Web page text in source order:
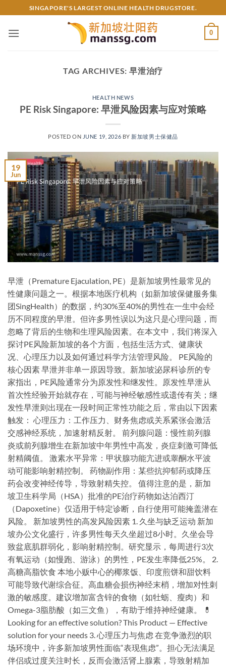
to
content
SINGAPORE'S LARGEST ONLINE HEALTH DRUGSTORE.
0
TAG ARCHIVES: 早泄治疗
HEALTH NEWS
PE Risk Singapore: 早泄风险因素与应对策略
POSTED ON JUNE 19, 2026 BY 新加坡男士保健品
19
Jun
早泄（Premature Ejaculation, PE）是新加坡男性最常见的
性健康问题之一。根据本地医疗机构（如新加坡保健服务集
团SingHealth）的数据，约30%至40%的男性在一生中会经
历不同程度的早泄。但许多男性误以为这只是心理问题，而
忽略了背后的生物和生理风险因素。在本文中，我们将深入
探讨PE风险新加坡的各个方面，包括生活方式、健康状
况、心理压力以及如何通过科学方法管理风险。 PE风险的
核心因素 早泄并非单一原因导致。新加坡泌尿科诊所的专
家指出，PE风险通常分为原发性和继发性。原发性早泄从
首次性经验开始就存在，可能与神经敏感性或遗传有关；继
发性早泄则出现在一段时间正常性功能之后，常由以下因素
触发： 心理压力：工作压力、财务焦虑或关系紧张会激活
交感神经系统，加速射精反射。 前列腺问题：慢性前列腺
炎或前列腺增生在新加坡中年男性中高发，炎症刺激可降低
射精阈值。 激素水平异常：甲状腺功能亢进或睾酮水平波
动可能影响射精控制。 药物副作用：某些抗抑郁药或降压
药会改变神经传导，导致射精失控。 值得注意的是，新加
坡卫生科学局（HSA）批准的PE治疗药物如达泊西汀
（Dapoxetine）仅适用于特定诊断，自行使用可能掩盖潜在
风险。 新加坡男性的高发风险因素 1. 久坐与缺乏运动 新加
坡办公文化盛行，许多男性每天久坐超过8小时。久坐会导
致盆底肌群弱化，影响射精控制。研究显示，每周进行3次
有氧运动（如慢跑、游泳）的男性，PE发生率降低25%。 2.
高糖高脂饮食 本地小贩中心的椰浆饭、印度煎饼和甜饮料
可能导致代谢综合征。高血糖会损伤神经末梢，增加对性刺
激的敏感度。建议增加富含锌的食物（如牡蛎、瘦肉）和
Omega-3脂肪酸（如三文鱼），有助于维持神经健康。 💊
Looking for an effective solution? This Product — Effective
solution for your needs 3. 心理压力与焦虑 在竞争激烈的职
场环境中，许多新加坡男性面临“表现焦虑”。担心无法满足
伴侣或过度关注时长，反而会激活肾上腺素，导致射精加